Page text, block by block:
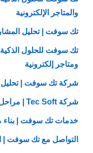
والمتاجر الإلكترونية
تك سوفت | تحليل
تك سوفت للحلول
ومتاجر إلكترونية
شركة تك سوفت | تحليل
شركة Tec Soft | مراحل تنفيذ المشاريع الرقمية
خدمات تك سوفت | بناء
التواصل مع تك سوفت |